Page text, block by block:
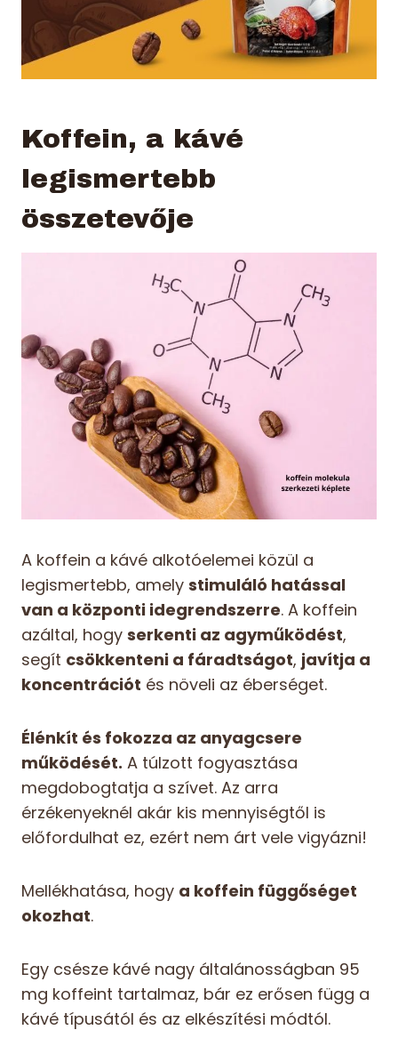
Koffein, a kávé
legismertebb
összetevője
A koffein a kávé alkotóelemei közül a
legismertebb, amely stimuláló hatással
van a központi idegrendszerre. A koffein
azáltal, hogy serkenti az agyműködést,
segít csökkenteni a fáradtságot, javítja a
koncentrációt és növeli az éberséget.
Élénkít és fokozza az anyagcsere
működését. A túlzott fogyasztása
megdobogtatja a szívet. Az arra
érzékenyeknél akár kis mennyiségtől is
előfordulhat ez, ezért nem árt vele vigyázni!
Mellékhatása, hogy a koffein függőséget
okozhat.
Egy csésze kávé nagy általánosságban 95
mg koffeint tartalmaz, bár ez erősen függ a
kávé típusától és az elkészítési módtól.